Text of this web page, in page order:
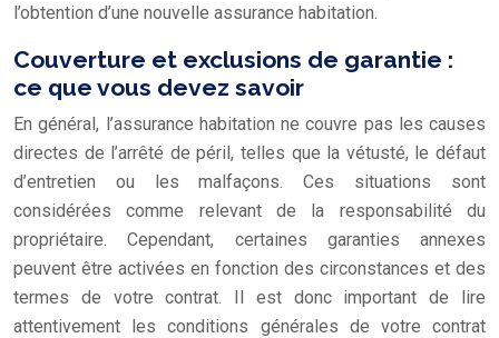
l’obtention d’une nouvelle assurance habitation.
Couverture et exclusions de garantie :
ce que vous devez savoir
En général, l’assurance habitation ne couvre pas les causes
directes de l’arrêté de péril, telles que la vétusté, le défaut
d’entretien ou les malfaçons. Ces situations sont
considérées comme relevant de la responsabilité du
propriétaire. Cependant, certaines garanties annexes
peuvent être activées en fonction des circonstances et des
termes de votre contrat. Il est donc important de lire
attentivement les conditions générales de votre contrat